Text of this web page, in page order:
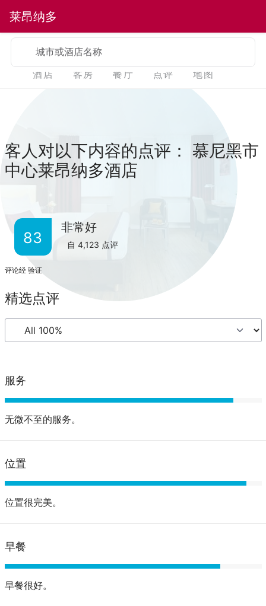
莱昂纳多
城市或酒店名称
酒店 客房 餐厅 点评 地图
客人对以下内容的点评： 慕尼黑市
中心莱昂纳多酒店
83
非常好
自 4,123 点评
评论经 验证
精选点评
服务
无微不至的服务。
位置
位置很完美。
早餐
早餐很好。